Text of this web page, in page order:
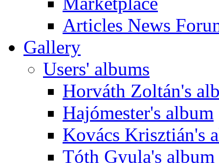
Articles News
Gallery
Users' albums
Horváth Zoltán's
Hajómester's album
Kovács Krisztián's
Tóth Gyula's album